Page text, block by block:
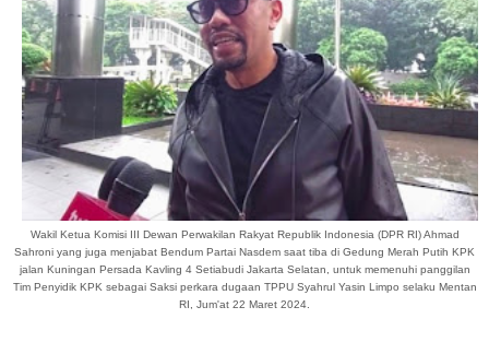
Wakil Ketua Komisi III Dewan Perwakilan Rakyat Republik Indonesia (DPR RI) Ahmad
Sahroni yang juga menjabat Bendum Partai Nasdem saat tiba di Gedung Merah Putih KPK
jalan Kuningan Persada Kavling 4 Setiabudi Jakarta Selatan, untuk memenuhi panggilan
Tim Penyidik KPK sebagai Saksi perkara dugaan TPPU Syahrul Yasin Limpo selaku Mentan
RI, Jum'at 22 Maret 2024.